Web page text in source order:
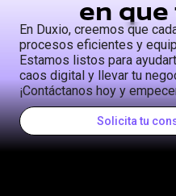
en
En Duxio, creemos que
procesos eficientes y
Estamos listos para
caos digital y llevar tu
¡Contáctanos hoy y
Solicita tu